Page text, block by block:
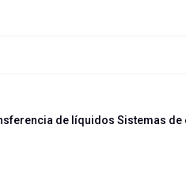
de líquidos Sistemas